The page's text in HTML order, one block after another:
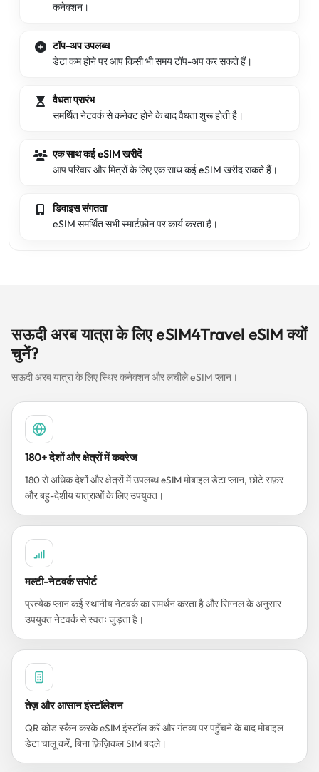
कनेक्शन।
टॉप-अप उपलब्ध
डेटा कम होने पर आप किसी भी समय टॉप-अप कर सकते हैं।
वैधता प्रारंभ
समर्थित नेटवर्क से कनेक्ट होने के बाद वैधता शुरू होती है।
एक साथ कई eSIM खरीदें
आप परिवार और मित्रों के लिए एक साथ कई eSIM खरीद सकते हैं।
डिवाइस संगतता
eSIM समर्थित सभी स्मार्टफ़ोन पर कार्य करता है।
सऊदी अरब यात्रा के लिए eSIM4Travel eSIM क्यों
चुनें?
सऊदी अरब यात्रा के लिए स्थिर कनेक्शन और लचीले eSIM प्लान।
180+ देशों और क्षेत्रों में कवरेज
180 से अधिक देशों और क्षेत्रों में उपलब्ध eSIM मोबाइल डेटा प्लान, छोटे सफ़र
और बहु-देशीय यात्राओं के लिए उपयुक्त।
मल्टी-नेटवर्क सपोर्ट
प्रत्येक प्लान कई स्थानीय नेटवर्क का समर्थन करता है और सिग्नल के अनुसार
उपयुक्त नेटवर्क से स्वतः जुड़ता है।
तेज़ और आसान इंस्टॉलेशन
QR कोड स्कैन करके eSIM इंस्टॉल करें और गंतव्य पर पहुँचने के बाद मोबाइल
डेटा चालू करें, बिना फ़िज़िकल SIM बदले।